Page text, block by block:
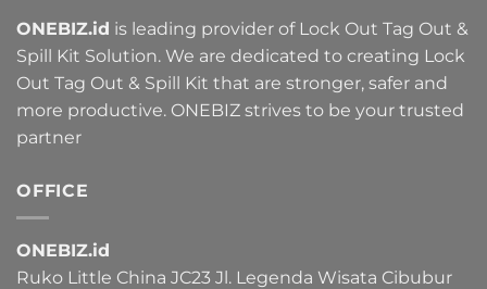
ONEBIZ.id is leading provider of Lock Out Tag Out &
Spill Kit Solution. We are dedicated to creating Lock
Out Tag Out & Spill Kit that are stronger, safer and
more productive. ONEBIZ strives to be your trusted
partner
OFFICE
ONEBIZ.id
Ruko Little China JC23 Jl. Legenda Wisata Cibubur